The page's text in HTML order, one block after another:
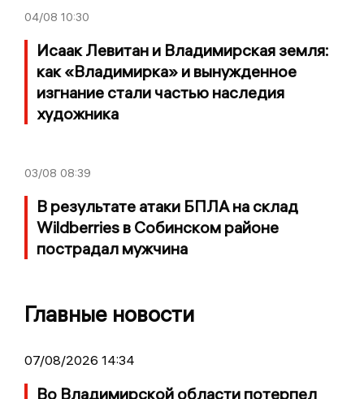
04/08 10:30
Исаак Левитан и Владимирская земля:
как «Владимирка» и вынужденное
изгнание стали частью наследия
художника
03/08 08:39
В результате атаки БПЛА на склад
Wildberries в Собинском районе
пострадал мужчина
Главные новости
07/08/2026 14:34
Во Владимирской области потерпел